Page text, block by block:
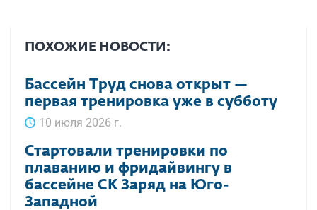
ПОХОЖИЕ НОВОСТИ:
Бассейн Труд снова открыт —
первая тренировка уже в субботу
10 июля 2026 г.
Стартовали тренировки по
плаванию и фридайвингу в
бассейне СК Заряд на Юго-
Западной